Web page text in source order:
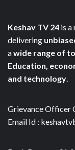
Keshav TV 24 is a
delivering
awide range of
Education,
and technology.
Grievance Officer
Email Id :